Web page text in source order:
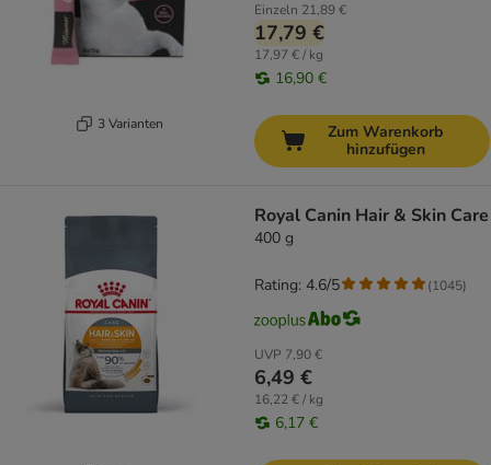
3 Varianten
Einzeln 21,89 €
17,79 €
17,97 € / kg
16,90 €
Zum Warenkorb
hinzufügen
Royal Canin Hair & Skin Care
400 g
UVP 7,90 €
6,49 €
16,22 € / kg
6,17 €
Rating: 4.6/5 (1045)